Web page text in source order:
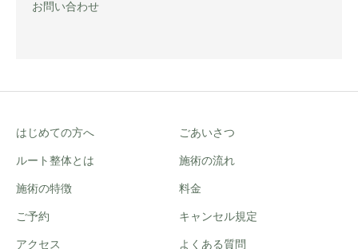
お問い合わせ
はじめての方へ ごあいさつ
ルート整体とは 施術の流れ
施術の特徴 料金
ご予約 キャンセル規定
アクセス よくある質問